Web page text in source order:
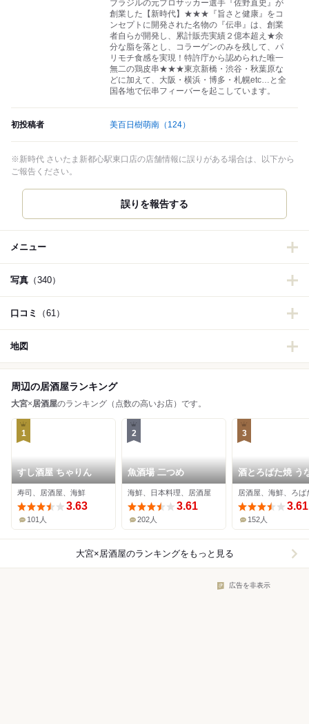
ブラジルの元プロサッカー選手『佐野直史』が
創業した【新時代】★★★『旨さと健康』をコ
ンセプトに開発された名物の『伝串』は、創業
者自らが開発し、累計販売実績２億本超え★余
分な脂を落とし、コラーゲンのみを残して、パ
リモチ食感を実現！特許庁から認められた唯一
無二の鶏皮串★★★東京新橋・渋谷・秋葉原な
どに加えて、大阪・横浜・博多・札幌etc…と全
国各地で伝串フィーバーを起こしています。
初投稿者 美百日樹萌南 （124）
※新時代 さいたま新都心駅東口店の店舗情報に誤りがある場合は、以下から
ご報告ください。
誤りを報告する
メニュー
写真 （340）
口コミ （61）
地図
周辺の居酒屋ランキング
大宮×居酒屋のランキング（点数の高いお店）です。
1
すし酒屋 ちゃりん
寿司、居酒屋、海鮮
3.63
101人
2
魚酒場 二つめ
海鮮、日本料理、居酒屋
3.61
202人
3
酒とろばた焼 う
居酒屋、海鮮、ろば
3.61
152人
大宮×居酒屋のランキングをもっと見る
広告を非表示